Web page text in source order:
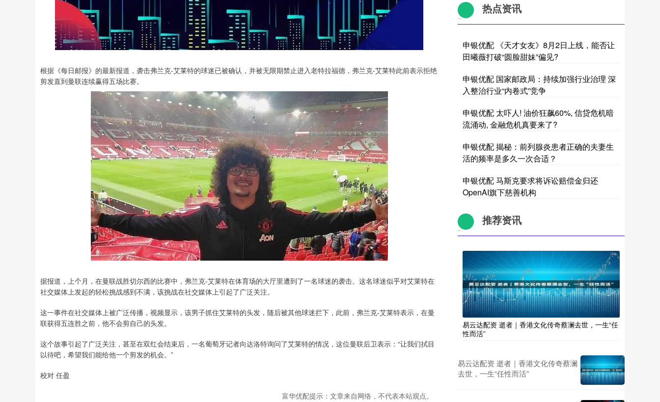
根据《每日邮报》的最新报道，袭击弗兰克-艾莱特的球迷已被确认，并被无限期禁止进入老特拉福德，弗兰克-艾莱特此前表示拒绝
剪发直到曼联连续赢得五场比赛。
据报道，上个月，在曼联战胜切尔西的比赛中，弗兰克-艾莱特在体育场的大厅里遭到了一名球迷的袭击。这名球迷似乎对艾莱特在
社交媒体上发起的轻松挑战感到不满，该挑战在社交媒体上引起了广泛关注。
这一事件在社交媒体上被广泛传播，视频显示，该男子抓住艾莱特的头发，随后被其他球迷拦下，此前，弗兰克-艾莱特表示，在曼
联获得五连胜之前，他不会剪自己的头发。
这个故事引起了广泛关注，甚至在双红会结束后，一名葡萄牙记者向达洛特询问了艾莱特的情况，这位曼联后卫表示：“让我们拭目
以待吧，希望我们能给他一个剪发的机会。”
校对 任盈
富华优配提示：文章来自网络，不代表本站观点。
热点资讯
申银优配 《天才女友》8月2日上线，能否让
田曦薇打破“圆脸甜妹”偏见?
申银优配 国家邮政局：持续加强行业治理 深
入整治行业“内卷式”竞争
申银优配 太吓人! 油价狂飙60%, 信贷危机暗
流涌动, 金融危机真要来了?
申银优配 揭秘：前列腺炎患者正确的夫妻生
活的频率是多久一次合适？
申银优配 马斯克要求将诉讼赔偿金归还
OpenAI旗下慈善机构
推荐资讯
易云达配资 逝者｜香港文化传奇蔡澜去世，一生“任
性而活”
易云达配资 逝者｜香港文化传奇蔡澜
去世，一生“任性而活”